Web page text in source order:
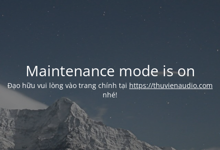
Maintenance mode is on
Đạo hữu vui lòng vào trang chính tại https://thuvienaudio.com
nhé!